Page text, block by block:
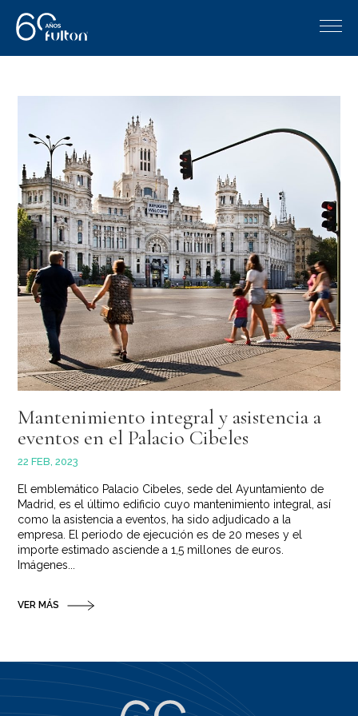
Mantenimiento integral y asistencia a
eventos en el Palacio Cibeles
22 FEB, 2023
El emblemático Palacio Cibeles, sede del Ayuntamiento de
Madrid, es el último edificio cuyo mantenimiento integral, así
como la asistencia a eventos, ha sido adjudicado a la
empresa. El periodo de ejecución es de 20 meses y el
importe estimado asciende a 1,5 millones de euros.
Imágenes...
VER MÁS